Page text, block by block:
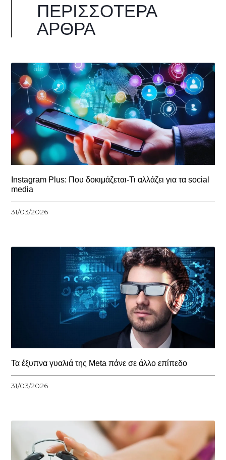
ΠΕΡΙΣΣΌΤΕΡΑ
ΆΡΘΡΑ
Instagram Plus: Που δοκιμάζεται-Τι αλλάζει για τα social
media
31/03/2026
Τα έξυπνα γυαλιά της Meta πάνε σε άλλο επίπεδο
31/03/2026